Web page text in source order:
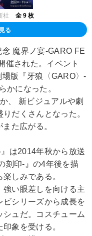
社 全 9 枚
る
魔界ノ宴-GARO FE
催された。イベント
版『牙狼〈GARO〉-
かになった。
、 新ビジュアルや劇
だくさんとなった。
た広がる。
は2014年秋から放送
刻印-』の4年後を描
しみである。
い眼差しを向ける主
ビシリーズから成長を
シュだ。コスチューム
象を受ける。